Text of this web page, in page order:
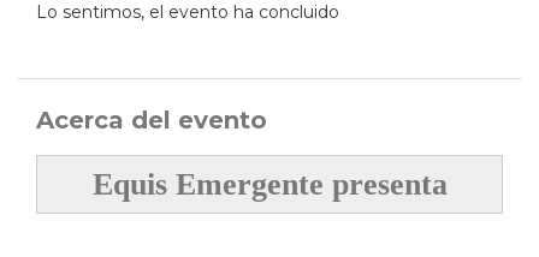
Lo sentimos, el evento ha concluido
Acerca del evento
Equis Emergente presenta